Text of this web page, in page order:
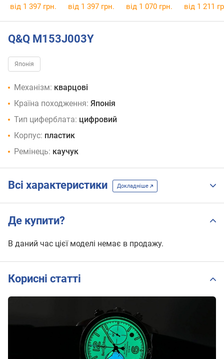
від 1 397 грн. від 1 397 грн. від 1 070 грн. від 1 211
Q&Q M153J003Y
Японія
Механізм: кварцові
Країна походження: Японія
Тип циферблата: цифровий
Корпус: пластик
Ремінець: каучук
Всі характеристики Докладніше
Де купити?
В даний час цієї моделі немає в продажу.
Корисні статті